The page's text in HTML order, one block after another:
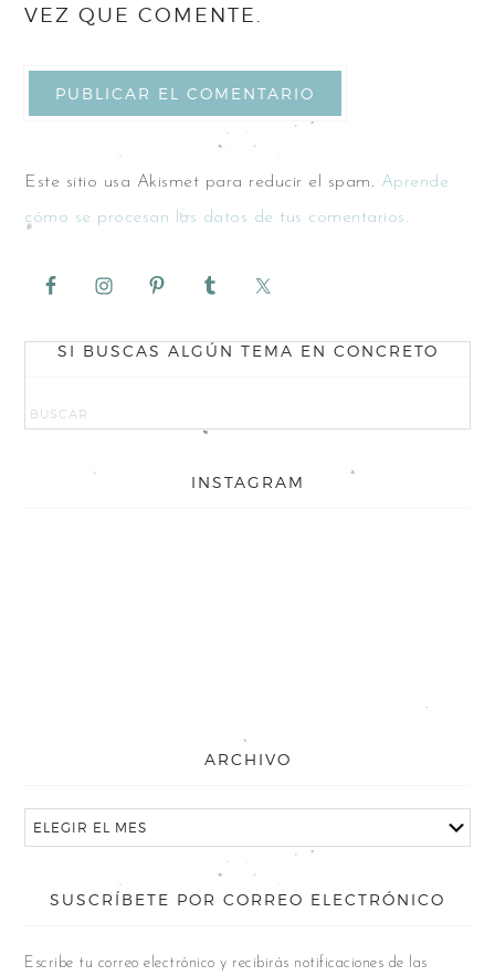
VEZ QUE COMENTE.
Este sitio usa Akismet para reducir el spam. Aprende
cómo se procesan los datos de tus comentarios.
SI BUSCAS ALGÚN TEMA EN CONCRETO
INSTAGRAM
ARCHIVO
SUSCRÍBETE POR CORREO ELECTRÓNICO
Escribe tu correo electrónico y recibirás notificaciones de las